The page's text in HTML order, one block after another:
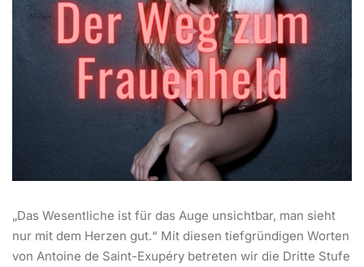
„Das Wesentliche ist für das Auge unsichtbar, man sieht
nur mit dem Herzen gut.“ Mit diesen tiefgründigen Worten
von Antoine de Saint-Exupéry betreten wir die Dritte Stufe